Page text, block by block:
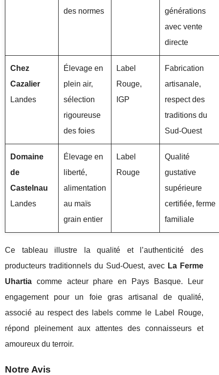
des normes
générations
avec vente
directe
Chez
Cazalier
Landes
Élevage en
plein air,
sélection
rigoureuse
des foies
Label
Rouge,
IGP
Fabrication
artisanale,
respect des
traditions du
Sud-Ouest
Domaine
de
Castelnau
Landes
Élevage en
liberté,
alimentation
au maïs
grain entier
Label
Rouge
Qualité
gustative
supérieure
certifiée, ferme
familiale
Ce tableau illustre la qualité et l’authenticité des
producteurs traditionnels du Sud-Ouest, avec La Ferme
Uhartia comme acteur phare en Pays Basque. Leur
engagement pour un foie gras artisanal de qualité,
associé au respect des labels comme le Label Rouge,
répond pleinement aux attentes des connaisseurs et
amoureux du terroir.
Notre Avis